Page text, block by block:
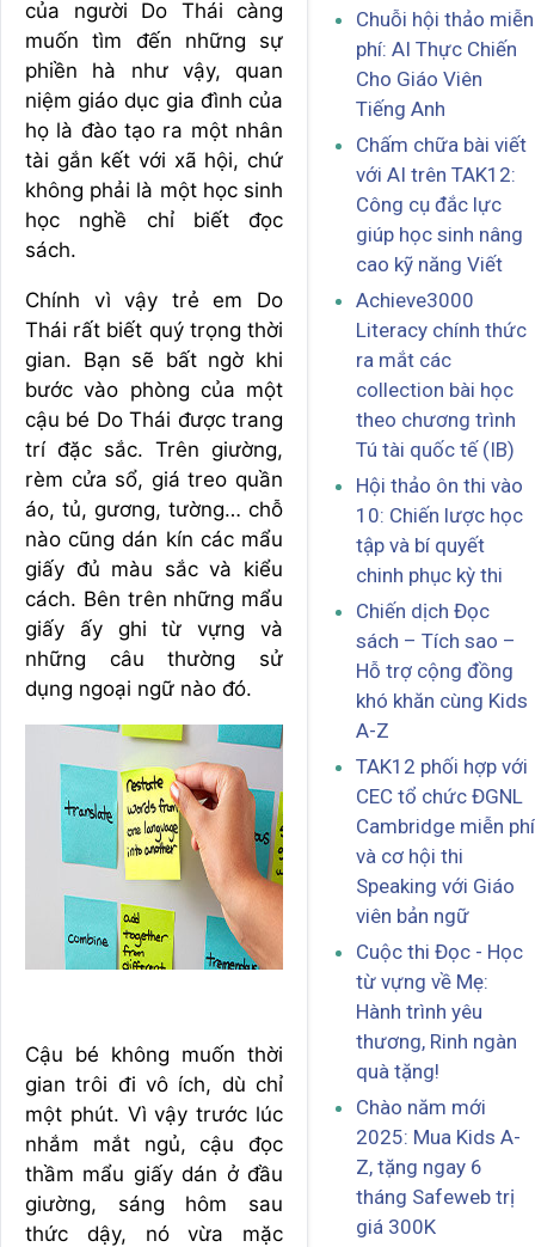
của người Do Thái càng
muốn tìm đến những sự
phiền hà như vậy, quan
niệm giáo dục gia đình của
họ là đào tạo ra một nhân
tài gắn kết với xã hội, chứ
không phải là một học sinh
học nghề chỉ biết đọc
sách.
Chính vì vậy trẻ em Do
Thái rất biết quý trọng thời
gian. Bạn sẽ bất ngờ khi
bước vào phòng của một
cậu bé Do Thái được trang
trí đặc sắc. Trên giường,
rèm cửa sổ, giá treo quần
áo, tủ, gương, tường… chỗ
nào cũng dán kín các mẩu
giấy đủ màu sắc và kiểu
cách. Bên trên những mẩu
giấy ấy ghi từ vựng và
những câu thường sử
dụng ngoại ngữ nào đó.
Cậu bé không muốn thời
gian trôi đi vô ích, dù chỉ
một phút. Vì vậy trước lúc
nhắm mắt ngủ, cậu đọc
thầm mẩu giấy dán ở đầu
giường, sáng hôm sau
thức dậy, nó vừa mặc
Chuỗi hội thảo miễn
phí: AI Thực Chiến
Cho Giáo Viên
Tiếng Anh
Chấm chữa bài viết
với AI trên TAK12:
Công cụ đắc lực
giúp học sinh nâng
cao kỹ năng Viết
Achieve3000
Literacy chính thức
ra mắt các
collection bài học
theo chương trình
Tú tài quốc tế (IB)
Hội thảo ôn thi vào
10: Chiến lược học
tập và bí quyết
chinh phục kỳ thi
Chiến dịch Đọc
sách – Tích sao –
Hỗ trợ cộng đồng
khó khăn cùng Kids
A-Z
TAK12 phối hợp với
CEC tổ chức ĐGNL
Cambridge miễn phí
và cơ hội thi
Speaking với Giáo
viên bản ngữ
Cuộc thi Đọc - Học
từ vựng về Mẹ:
Hành trình yêu
thương, Rinh ngàn
quà tặng!
Chào năm mới
2025: Mua Kids A-
Z, tặng ngay 6
tháng Safeweb trị
giá 300K